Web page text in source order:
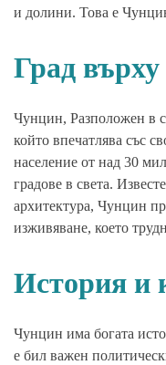
и долини. Това е
Град върху
Чунцин, Разположен в
който впечатлява със
население от над 30
градове в света.
архитектура, Чунцин
изживяване, което
История и
Чунцин има богата
е бил важен